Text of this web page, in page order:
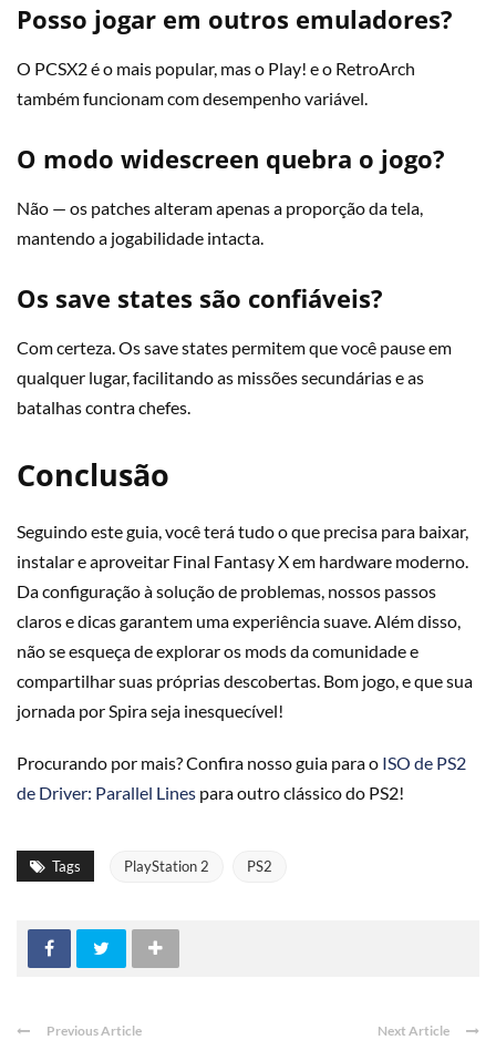
Posso jogar em outros emuladores?
O PCSX2 é o mais popular, mas o Play! e o RetroArch
também funcionam com desempenho variável.
O modo widescreen quebra o jogo?
Não — os patches alteram apenas a proporção da tela,
mantendo a jogabilidade intacta.
Os save states são confiáveis?
Com certeza. Os save states permitem que você pause em
qualquer lugar, facilitando as missões secundárias e as
batalhas contra chefes.
Conclusão
Seguindo este guia, você terá tudo o que precisa para baixar,
instalar e aproveitar Final Fantasy X em hardware moderno.
Da configuração à solução de problemas, nossos passos
claros e dicas garantem uma experiência suave. Além disso,
não se esqueça de explorar os mods da comunidade e
compartilhar suas próprias descobertas. Bom jogo, e que sua
jornada por Spira seja inesquecível!
Procurando por mais? Confira nosso guia para o ISO de PS2
de Driver: Parallel Lines para outro clássico do PS2!
Tags PlayStation 2 PS2
Previous Article Next Article